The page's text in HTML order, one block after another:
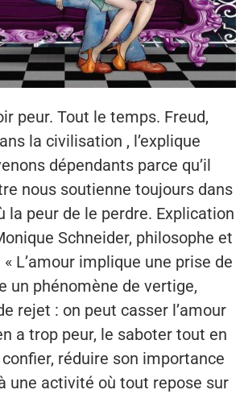
peur. Tout le temps. Freud,
la civilisation , l’explique
dépendants parce qu’il
nous soutienne toujours dans
la peur de le perdre. Explication
Schneider, philosophe et
L’amour implique une prise de
un phénomène de vertige,
rejet : on peut casser l’amour
a trop peur, le saboter tout en
réduire son importance
une activité où tout repose sur